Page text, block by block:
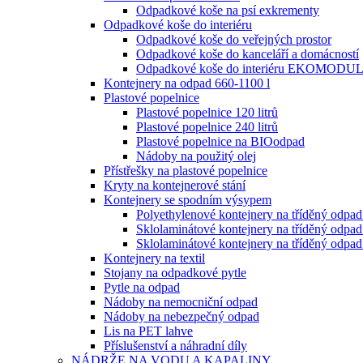
Odpadkové koše na psí exkrementy
Odpadkové koše do interiéru
Odpadkové koše do veřejných prostor
Odpadkové koše do kanceláří a domácností
Odpadkové koše do interiéru EKOMODUL
Kontejnery na odpad 660-1100 l
Plastové popelnice
Plastové popelnice 120 litrů
Plastové popelnice 240 litrů
Plastové popelnice na BIOodpad
Nádoby na použitý olej
Přístřešky na plastové popelnice
Kryty na kontejnerové stání
Kontejnery se spodním výsypem
Polyethylenové kontejnery na tříděný
Sklolaminátové kontejnery na tříděný
Sklolaminátové kontejnery na tříděný
Kontejnery na textil
Stojany na odpadkové pytle
Pytle na odpad
Nádoby na nemocniční odpad
Nádoby na nebezpečný odpad
Lis na PET lahve
Příslušenství a náhradní díly
NÁDRŽE NA VODU A KAPALINY